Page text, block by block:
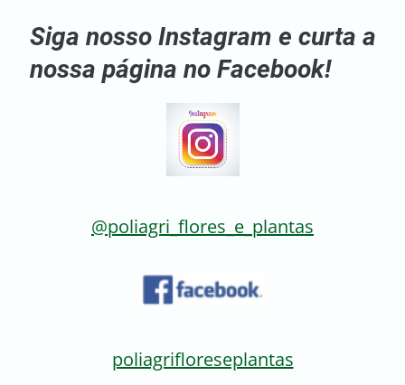
Siga nosso Instagram e curta a
nossa página no Facebook!
@poliagri_flores_e_plantas
poliagrifloreseplantas